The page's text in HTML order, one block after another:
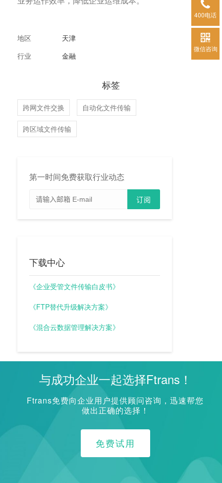
地区
天津
行业
金融
标签
跨网文件交换 自动化文件传输
跨区域文件传输
第一时间免费获取行业动态
下载中心
《企业受管文件传输白皮书》
《FTP替代升级解决方案》
《混合云数据管理解决方案》
与成功企业一起选择Ftrans！
Ftrans免费向企业用户提供顾问咨询，迅速帮您
做出正确的选择！
免费试用
400电话
微信咨询